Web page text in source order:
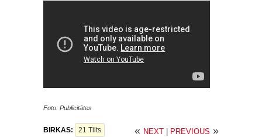
Foto: Publicitātes
BIRKAS: 21 Tilts « NEXT PREVIOUS »